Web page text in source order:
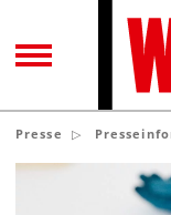
Presse